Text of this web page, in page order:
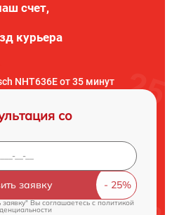
счет,
курьера
NHT636E от 35 минут
со
заявку
Вы соглашаетесь cполитикой